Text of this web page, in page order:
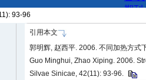
93-96
引用本文
郭明辉, 赵西平. 2006. 不同加热方式
Guo Minghui, Zhao Xiping. 2006.
Silvae Sinicae, 42(11): 93-96.